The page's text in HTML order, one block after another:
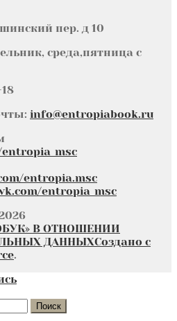
пер. д 10
среда,пятница с
info@entropiabook.ru
entropia.msc
entropia_msc
В ОТНОШЕНИИ
ДАННЫХСоздано с
.
Поиск